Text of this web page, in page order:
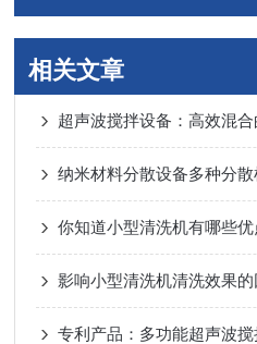
相关文章
超声波搅拌设备：高效混合
纳米材料分散设备多种分
你知道小型清洗机有哪些优
影响小型清洗机清洗效果
专利产品：多功能超声波